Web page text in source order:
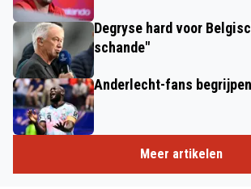
Degryse hard voor
schande"
Anderlecht-fans
Meer artikelen